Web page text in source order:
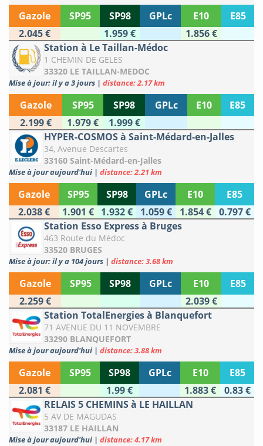
Gazole SP95 SP98 GPLc E10
E85
2.045 €
1.959 €
1.856 €
Station à Le Taillan-Médoc
1 CHEMIN DE GELES
33320 LE TAILLAN-MEDOC
Mise à jour: il y a 3 jours | distance: 2.17 km
Gazole SP95 SP98 GPLc E10
E85
2.199 €
1.979 €
1.999 €
HYPER-COSMOS à Saint-Médard-en-Jalles
34, Avenue Descartes
33160 Saint-Médard-en-Jalles
Mise à jour aujourd'hui | distance: 2.21 km
Gazole SP95 SP98 GPLc E10
E85
2.038 €
1.901 € 1.932 € 1.059 € 1.854 €
0.797 €
Station Esso Express à Bruges
463 Route du Médoc
33520 BRUGES
Mise à jour: il y a 104 jours | distance: 3.68 km
Gazole SP95 SP98 GPLc E10
E85
2.259 €
2.039 €
Station TotalEnergies à Blanquefort
71 AVENUE DU 11 NOVEMBRE
33290 BLANQUEFORT
Mise à jour aujourd'hui | distance: 3.88 km
Gazole SP95 SP98 GPLc E10
E85
2.081 €
1.99 € 1.883 €
0.83 €
RELAIS 5 CHEMINS à LE HAILLAN
5 AV DE MAGUDAS
33187 LE HAILLAN
Mise à jour aujourd'hui | distance: 4.17 km